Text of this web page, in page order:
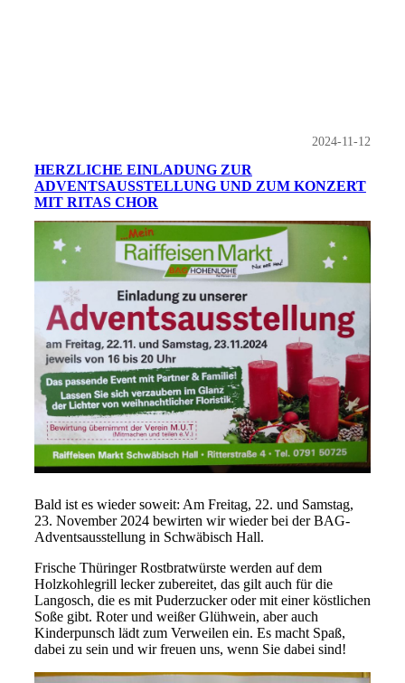
2024-11-12
HERZLICHE EINLADUNG ZUR
ADVENTSAUSSTELLUNG UND ZUM KONZERT
MIT RITAS CHOR
Bald ist es wieder soweit: Am Freitag, 22. und Samstag,
23. November 2024 bewirten wir wieder bei der BAG-
Adventsausstellung in Schwäbisch Hall.
Frische Thüringer Rostbratwürste werden auf dem
Holzkohlegrill lecker zubereitet, das gilt auch für die
Langosch, die es mit Puderzucker oder mit einer köstlichen
Soße gibt. Roter und weißer Glühwein, aber auch
Kinderpunsch lädt zum Verweilen ein. Es macht Spaß,
dabei zu sein und wir freuen uns, wenn Sie dabei sind!